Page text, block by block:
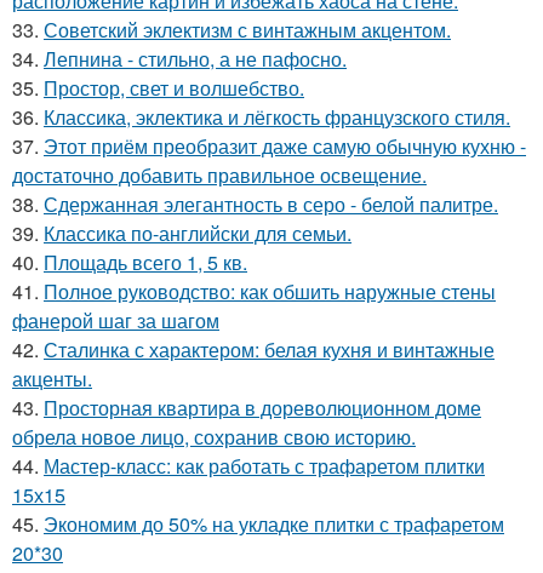
33. Советский эклектизм с винтажным акцентом.
34. Лепнина - стильно, а не пафосно.
35. Простор, свет и волшебство.
36. Классика, эклектика и лёгкость французского стиля.
37. Этот приём преобразит даже самую обычную кухню -
достаточно добавить правильное освещение.
38. Сдержанная элегантность в серо - белой палитре.
39. Классика по-английски для семьи.
40. Площадь всего 1, 5 кв.
41. Полное руководство: как обшить наружные стены
фанерой шаг за шагом
42. Сталинка с характером: белая кухня и винтажные
акценты.
43. Просторная квартира в дореволюционном доме
обрела новое лицо, сохранив свою историю.
44. Мастер-класс: как работать с трафаретом плитки
15х15
45. Экономим до 50% на укладке плитки с трафаретом
20*30